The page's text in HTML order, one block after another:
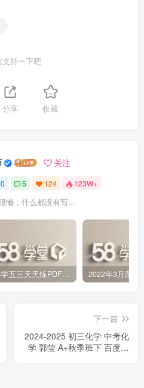
支持一下吧
分享 收藏
关注
5 124 123W+
懒，什么都没有写...
小学五三天天练PDF（压缩打包）百度网盘分享下载
下一篇
2024-2025 初三化学 中考化
学 郭莹 A+秋季班下 百度网